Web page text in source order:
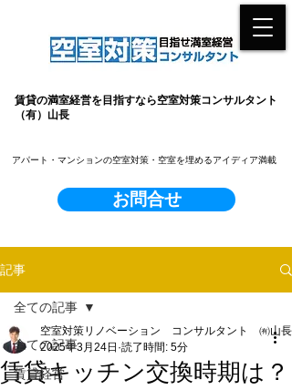
賃貸の満室経営を目指すなら空室対策コンサルタント
（有）山長
お問合せ
​アパート・マンションの空室対策・空室を埋めるアイディア満載
記事
全ての記事
賃貸経営
全ての記事
賃貸キッチン交換時期は？
空室対策リノベーション コンサルタント ㈲山長
2025年3月24日 読了時間: 5分